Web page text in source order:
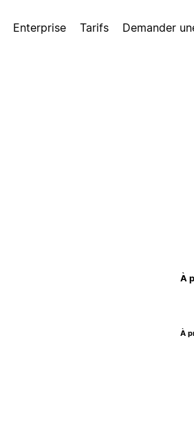
Enterprise Tarifs Demander
À
À